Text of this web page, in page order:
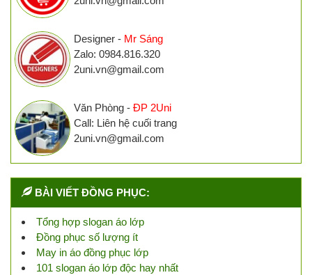
Designer - Mr Sáng
Zalo: 0984.816.320
2uni.vn@gmail.com
Văn Phòng - ĐP 2Uni
Call: Liên hệ cuối trang
2uni.vn@gmail.com
BÀI VIẾT ĐỒNG PHỤC:
Tổng hợp slogan áo lớp
Đồng phục số lượng ít
May in áo đồng phục lớp
101 slogan áo lớp độc hay nhất